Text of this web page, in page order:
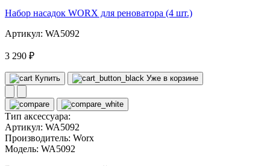
Набор насадок WORX для реноватора (4 шт.)
Артикул: WA5092
3 290 ₽
Купить Уже в корзине
Тип аксессуара:
Артикул: WA5092
Производитель: Worx
Модель: WA5092